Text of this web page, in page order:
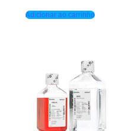
Adicionar ao carrinho